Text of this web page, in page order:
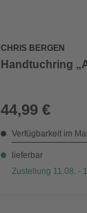
CHRIS BERGEN
Handtuchring
44,99 €
Verfügbarkeit im
lieferbar
Zustellung 11.08. -